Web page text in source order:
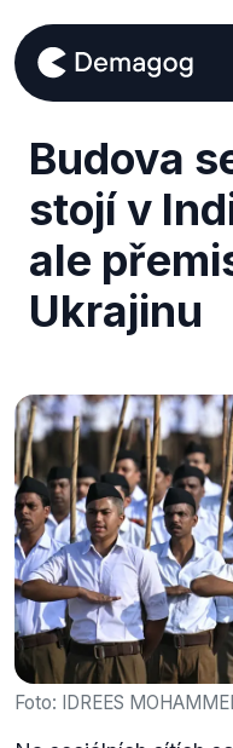
Budova
stojí v
ale
Ukrajinu
Foto: IDREES